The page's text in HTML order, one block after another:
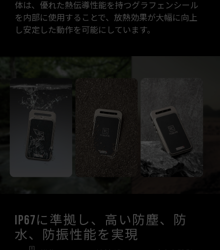
体は、優れた熱伝導性能を持つグラフェンシール
を内部に使用することで、放熱効果が大幅に向上
し安定した動作を可能にしています。
IP67に準拠し、高い防塵、防
水、防振性能を実現